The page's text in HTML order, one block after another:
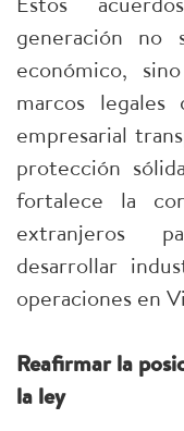
generación no
económico,
marcos
empresarial
protección
fortalece la
extranjeros
desarrollar
operaciones en
Reafirmar la
la ley